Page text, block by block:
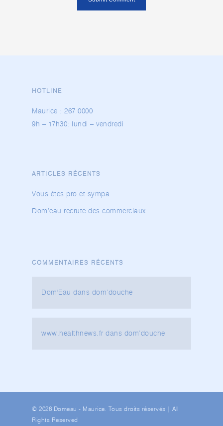
HOTLINE
Maurice : 267 0000
9h – 17h30: lundi – vendredi
ARTICLES RÉCENTS
Vous êtes pro et sympa
Dom’eau recrute des commerciaux
COMMENTAIRES RÉCENTS
Dom'Eau dans dom’douche
www.healthnews.fr dans dom’douche
© 2026 Domeau - Maurice. Tous droits réservés | All
Rights Reserved